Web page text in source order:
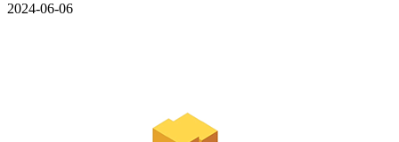
2024-06-06